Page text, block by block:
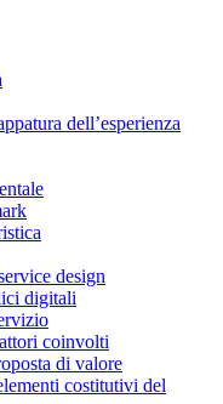
dell’esperienza
design
digitali
coinvolti
di valore
costitutivi del